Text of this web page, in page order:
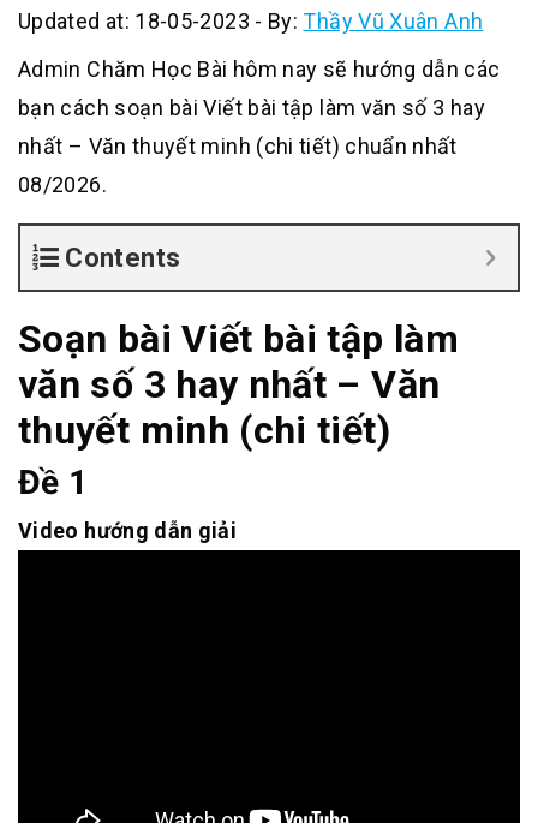
Updated at: 18-05-2023 - By:Thầy Vũ Xuân Anh
Admin Chăm Học Bài hôm nay sẽ hướng dẫn các
bạn cách soạn bài Viết bài tập làm văn số 3 hay
nhất – Văn thuyết minh (chi tiết) chuẩn nhất
08/2026.
Contents
Soạn bài Viết bài tập làm
văn số 3 hay nhất – Văn
thuyết minh (chi tiết)
Đề 1
Video hướng dẫn giải